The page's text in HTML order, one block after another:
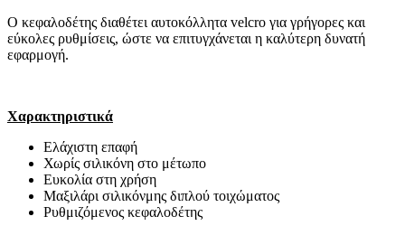
Ο κεφαλοδέτης διαθέτει αυτοκόλλητα velcro για γρήγορες και
εύκολες ρυθμίσεις, ώστε να επιτυγχάνεται η καλύτερη δυνατή
εφαρμογή.
Χαρακτηριστικά
Ελάχιστη επαφή
Χωρίς σιλικόνη στο μέτωπο
Ευκολία στη χρήση
Μαξιλάρι σιλικόνμης διπλού τοιχώματος
Ρυθμιζόμενος κεφαλοδέτης